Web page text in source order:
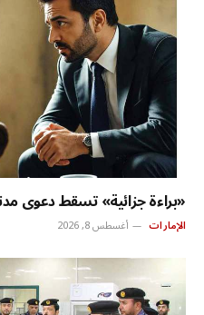
«براءة جزائية» تسقط دعوى مدنية
الإمارات أغسطس 8, 2026